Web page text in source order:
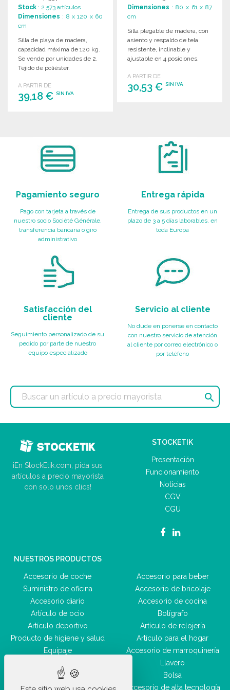
Stock : 2 573 artículos
Dimensiones : 8 x 120 x 60
cm
Silla de playa de madera,
capacidad máxima de 120 kg.
Se vende por unidades de 2.
Tejido de poliéster.
A PARTIR DE
39,18 € SIN IVA
PRECIOS DE
Dimensiones : 80 x 61 x 87
cm
Silla plegable de madera, con
asiento y respaldo de tela
resistente, inclinable y
ajustable en 4 posiciones.
A PARTIR DE
30,53 €SIN IVA
Pagamiento seguro
Pago con tarjeta a través de
nuestro socio Société Générale,
transferencia bancaria o giro
administrativo
Entrega rápida
Entrega de sus productos en un
plazo de 3 a 5 días laborables, en
toda Europa
Satisfacción del
cliente
Seguimiento personalizado de su
pedido por parte de nuestro
equipo especializado
Servicio al cliente
No dude en ponerse en contacto
con nuestro servicio de atención
al cliente por correo electrónico o
por teléfono

¡En StockEtik.com, pida sus
artículos a precio mayorista
con solo unos clics!
STOCKETIK
Presentación
Funcionamiento
Noticias
CGV
CGU
NUESTROS PRODUCTOS
Accesorio de coche
Suministro de oficina
Accesorio diario
Artículo de ocio
Artículo deportivo
Producto de higiene y salud
Equipaje
Accesorio para beber
Accesorio de bricolaje
Accesorio de cocina
Bolígrafo
Artículo de relojería
Artículo para el hogar
Accesorio de marroquinería
Llavero
Bolsa
Accesorio de alta tecnología